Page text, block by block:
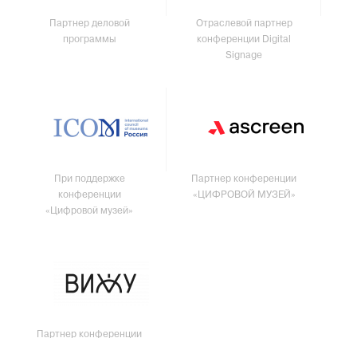
Партнер деловой
программы
Отраслевой партнер
конференции Digital
Signage
При поддержке
конференции
«Цифровой музей»
Партнер конференции
«ЦИФРОВОЙ МУЗЕЙ»
Партнер конференции